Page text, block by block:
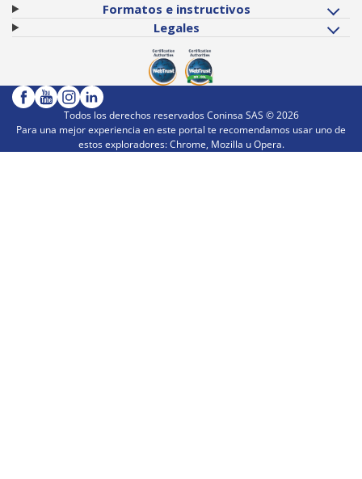
Formatos e instructivos
Legales
Todos los derechos reservados Coninsa SAS ©2026
Para una mejor experiencia en este portal te recomendamos usar uno de
estos exploradores: Chrome, Mozilla u Opera.